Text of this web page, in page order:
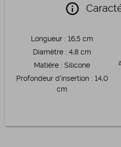
info
Longueur : 16,5 cm
Diamètre : 4,8 cm
Matière : Silicone
Profondeur d'insertion: 14,0
cm